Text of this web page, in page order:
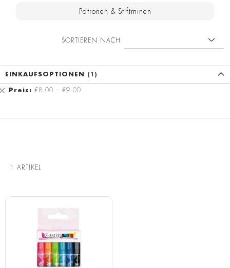
Patronen & Stiftminen
1 ARTIKEL
SORTIEREN NACH
EINKAUFSOPTIONEN
Preis €8.00 – €9.00
Diesen